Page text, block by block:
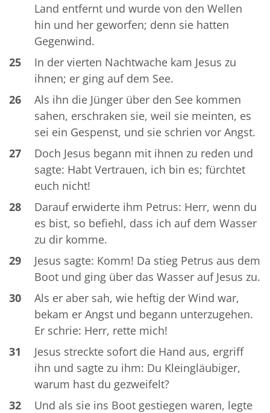
Land entfernt und wurde von den Wellen
hin und her geworfen; denn sie hatten
Gegenwind.
25
In der vierten Nachtwache kam Jesus zu
ihnen; er ging auf dem See.
26
Als ihn die Jünger über den See kommen
sahen, erschraken sie, weil sie meinten, es
sei ein Gespenst, und sie schrien vor Angst.
27
Doch Jesus begann mit ihnen zu reden und
sagte: Habt Vertrauen, ich bin es; fürchtet
euch nicht!
28
Darauf erwiderte ihm Petrus: Herr, wenn du
es bist, so befiehl, dass ich auf dem Wasser
zu dir komme.
29
Jesus sagte: Komm! Da stieg Petrus aus dem
Boot und ging über das Wasser auf Jesus zu.
30
Als er aber sah, wie heftig der Wind war,
bekam er Angst und begann unterzugehen.
Er schrie: Herr, rette mich!
31
Jesus streckte sofort die Hand aus, ergriff
ihn und sagte zu ihm: Du Kleingläubiger,
warum hast du gezweifelt?
32
Und als sie ins Boot gestiegen waren, legte